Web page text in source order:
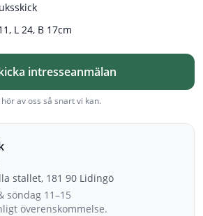
L 24, B 17cm
intresseanmälan
hör av oss så snart vi kan.
stallet, 181 90 Lidingö
söndag 11–15
överenskommelse.